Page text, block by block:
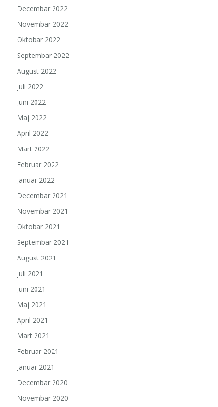
Decembar 2022
Novembar 2022
Oktobar 2022
Septembar 2022
August 2022
Juli 2022
Juni 2022
Maj 2022
April 2022
Mart 2022
Februar 2022
Januar 2022
Decembar 2021
Novembar 2021
Oktobar 2021
Septembar 2021
August 2021
Juli 2021
Juni 2021
Maj 2021
April 2021
Mart 2021
Februar 2021
Januar 2021
Decembar 2020
Novembar 2020